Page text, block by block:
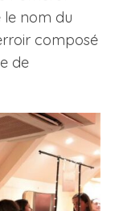
le nom du
composé
de